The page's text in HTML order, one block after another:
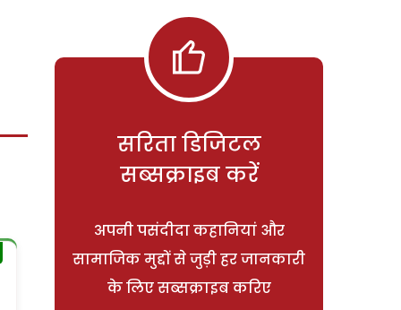
सरिता डिजिटल
सब्सक्राइब करें
अपनी पसंदीदा कहानियां और
सामाजिक मुद्दों से जुड़ी हर जानकारी
के लिए सब्सक्राइब करिए